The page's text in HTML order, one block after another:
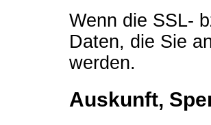
Wenn die SSL-
Daten, die Sie
werden.
Auskunft,